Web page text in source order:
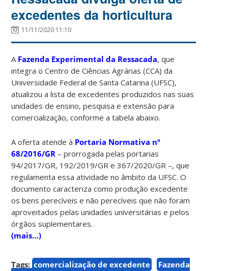
excedentes da horticultura
11/11/2020 11:10
A Fazenda Experimental da Ressacada, que
integra o Centro de Ciências Agrárias (CCA) da
Universidade Federal de Santa Catarina (UFSC),
atualizou a lista de excedentes produzidos nas suas
unidades de ensino, pesquisa e extensão para
comercialização, conforme a tabela abaixo.
A oferta atende à Portaria Normativa nº
68/2016/GR – prorrogada pelas portarias
94/2017/GR, 192/2019/GR e 367/2020/GR –, que
regulamenta essa atividade no âmbito da UFSC. O
documento caracteriza como produção excedente
os bens perecíveis e não perecíveis que não foram
aproveitados pelas unidades universitárias e pelos
órgãos suplementares.
(mais…)
Tags: comercialização de excedente
Fazenda